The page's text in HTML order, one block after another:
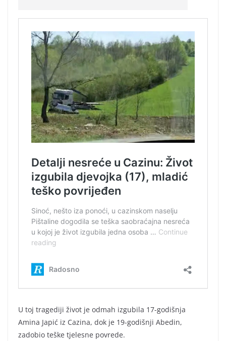
U toj tragediji život je odmah izgubila 17-godišnja
Amina Japić iz Cazina, dok je 19-godišnji Abedin,
zadobio teške tjelesne povrede.